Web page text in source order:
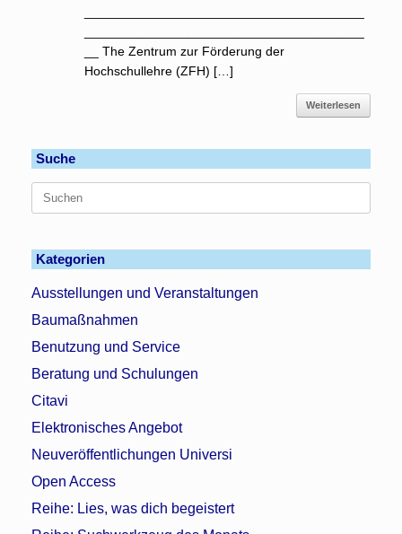
__ The Zentrum zur Förderung der
Hochschullehre (ZFH) […]
Weiterlesen
Suche
Suchen
Kategorien
Ausstellungen und Veranstaltungen
Baumaßnahmen
Benutzung und Service
Beratung und Schulungen
Citavi
Elektronisches Angebot
Neuveröffentlichungen Universi
Open Access
Reihe: Lies, was dich begeistert